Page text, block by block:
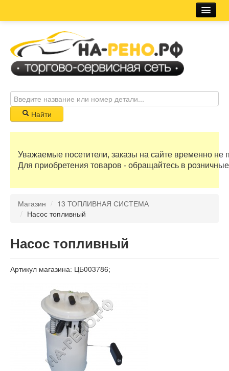
Магазин
Новости
Автосервис
Корзина
0 руб
Регистрация
Вход
Найти
Уважаемые посетители, заказы на сайте временно не
Для приобретения товаров - обращайтесь в
Магазин / 13 ТОПЛИВНАЯ СИСТЕМА
/ Насос топливный
Насос топливный
Артикул магазина: ЦБ003786;